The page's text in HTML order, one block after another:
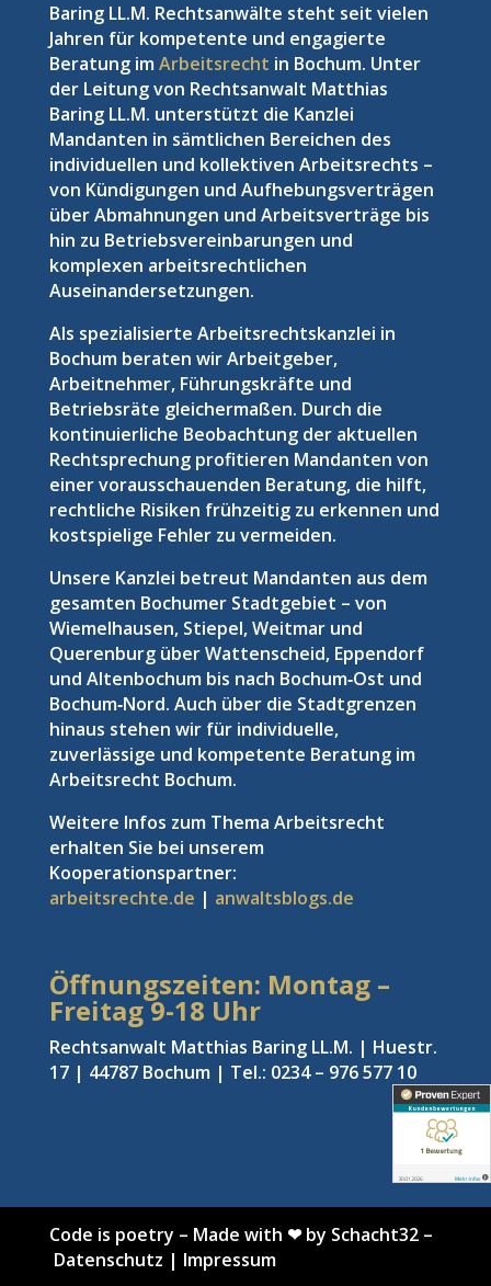
Baring LL.M. Rechtsanwälte steht seit vielen
Jahren für kompetente und engagierte
Beratung imArbeitsrecht in Bochum. Unter
der Leitung von Rechtsanwalt Matthias
Baring LL.M. unterstützt die Kanzlei
Mandanten in sämtlichen Bereichen des
individuellen und kollektiven Arbeitsrechts –
von Kündigungen und Aufhebungsverträgen
über Abmahnungen und Arbeitsverträge bis
hin zu Betriebsvereinbarungen und
komplexen arbeitsrechtlichen
Auseinandersetzungen.
Als spezialisierte Arbeitsrechtskanzlei in
Bochum beraten wir Arbeitgeber,
Arbeitnehmer, Führungskräfte und
Betriebsräte gleichermaßen. Durch die
kontinuierliche Beobachtung der aktuellen
Rechtsprechung profitieren Mandanten von
einer vorausschauenden Beratung, die hilft,
rechtliche Risiken frühzeitig zu erkennen und
kostspielige Fehler zu vermeiden.
Unsere Kanzlei betreut Mandanten aus dem
gesamten Bochumer Stadtgebiet – von
Wiemelhausen, Stiepel, Weitmar und
Querenburg über Wattenscheid, Eppendorf
und Altenbochum bis nach Bochum‑Ost und
Bochum‑Nord. Auch über die Stadtgrenzen
hinaus stehen wir für individuelle,
zuverlässige und kompetente Beratung im
Arbeitsrecht Bochum.
Weitere Infos zum Thema Arbeitsrecht
erhalten Sie bei unserem
Kooperationspartner:
arbeitsrechte.de | anwaltsblogs.de
Öffnungszeiten: Montag –
Freitag9-18 Uhr
Rechtsanwalt Matthias Baring LL.M. | Huestr.
17 | 44787 Bochum | Tel.: 0234 – 976 577 10
Code is poetry – Made with ❤ by Schacht32–
Datenschutz | Impressum